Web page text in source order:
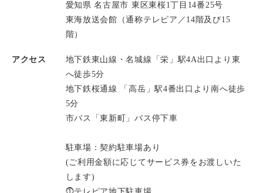
愛知県 名古屋市 東区東桜1丁目14番25号
東海放送会館（通称テレピア／14階及び15
階）
アクセス
地下鉄東山線・名城線「栄」駅4A出口より東
へ徒歩5分
地下鉄桜通線 「高岳」駅4番出口より南へ徒歩
5分
市バス「東新町」バス停下車
駐車場：契約駐車場あり
(ご利用金額に応じてサービス券をお渡しいた
します)